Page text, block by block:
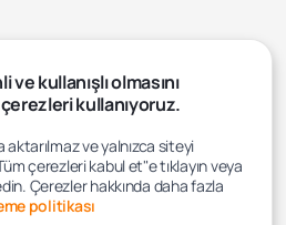
kullanışlı olmasını
kullanıyoruz.
ve yalnızca siteyi
çerezleri kabul et"e tıklayın veya
Çerezler hakkında daha fazla
politikası